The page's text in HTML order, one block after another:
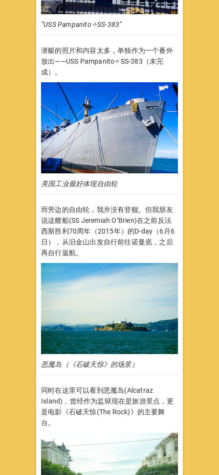
“USS Pampanito✧SS-383”
潜艇的照片和内容太多，单独作为一个番外
放出——USS Pampanito✧SS-383（未完
成）。
美国工业最好体现自由轮
而旁边的自由轮，我并没有登舰。但我朋友
说这艘船(SS Jeremiah O’Brien)在之前反法
西斯胜利70周年（2015年）的D-day（6月6
日），从旧金山出发自行前往诺曼底，之后
再自行返航。
恶魔岛（《石破天惊》的场景）
同时在这里可以看到恶魔岛(Alcatraz
Island)，曾经作为监狱现在是旅游景点，更
是电影《石破天惊(The Rock)》的主要舞
台。